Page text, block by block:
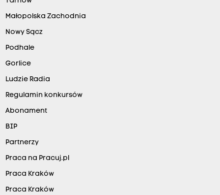
Małopolska Zachodnia
Nowy Sącz
Podhale
Gorlice
Ludzie Radia
Regulamin konkursów
Abonament
BIP
Partnerzy
Praca na Pracuj.pl
Praca Kraków
Praca Kraków